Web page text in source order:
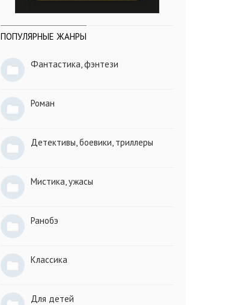
ПОПУЛЯРНЫЕ ЖАНРЫ
Фантастика, фэнтези
Роман
Детективы, боевики, триллеры
Мистика, ужасы
Ранобэ
Классика
Для детей